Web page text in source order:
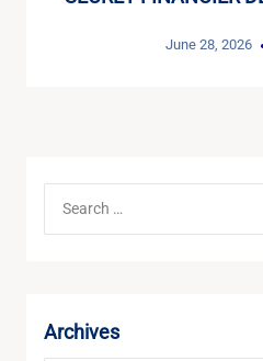
June 28, 2026
Archives